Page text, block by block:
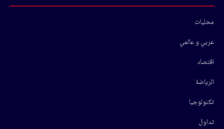
محليات
عربي و عالمي
اقتصاد
الرياضة
تكنولوجيا
تداول